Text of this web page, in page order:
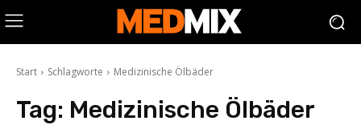
Start Schlagworte Medizinische Ölbäder
Tag: Medizinische Ölbäder